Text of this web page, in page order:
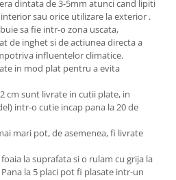
dintata de 3-5mm atunci cand lipiti
sau orice utilizare la exterior .
sa fie intr-o zona uscata,
de inghet si de actiunea directa a
influentelor climatice.
in mod plat pentru a evita
cm sunt livrate in cutii plate, in
intr-o cutie incap pana la 20 de
mari pot, de asemenea, fi livrate
la suprafata si o rulam cu grija la
la 5 placi pot fi plasate intr-un